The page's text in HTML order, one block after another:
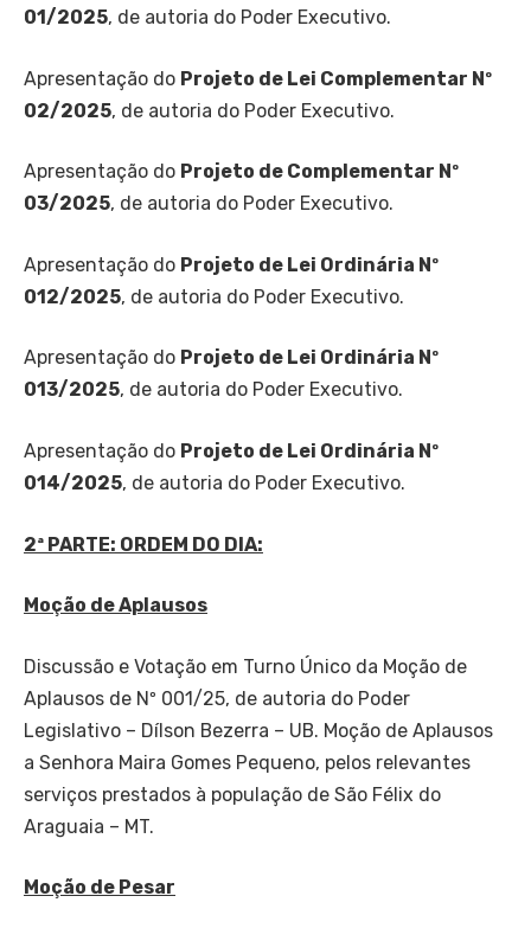
01/2025, de autoria do Poder Executivo.
Apresentação do Projeto de Lei Complementar Nº
02/2025, de autoria do Poder Executivo.
Apresentação do Projeto de Complementar Nº
03/2025, de autoria do Poder Executivo.
Apresentação do Projeto de Lei Ordinária Nº
012/2025, de autoria do Poder Executivo.
Apresentação do Projeto de Lei Ordinária Nº
013/2025, de autoria do Poder Executivo.
Apresentação do Projeto de Lei Ordinária Nº
014/2025, de autoria do Poder Executivo.
2ª PARTE: ORDEM DO DIA:
Moção de Aplausos
Discussão e Votação em Turno Único da Moção de
Aplausos de Nº 001/25, de autoria do Poder
Legislativo – Dílson Bezerra – UB. Moção de Aplausos
a Senhora Maira Gomes Pequeno, pelos relevantes
serviços prestados à população de São Félix do
Araguaia – MT.
Moção de Pesar